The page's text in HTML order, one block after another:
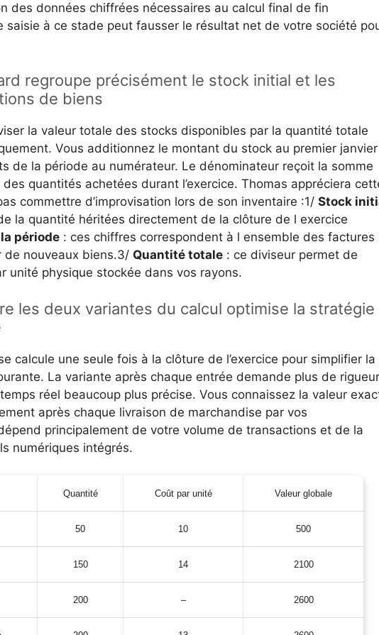
des données chiffrées nécessaires au calcul final de fin
saisie à ce stade peut fausser le résultat net de votre société
regroupe précisément le stock initial et les
de biens
la valeur totale des stocks disponibles par la quantité totale
Vous additionnez le montant du stock au premier janvier
de la période au numérateur. Le dénominateur reçoit la somme
quantités achetées durant l’exercice. Thomas appréciera
commettre d’improvisation lors de son inventaire :1/ Stock
la quantité héritées directement de la clôture de l exercice
période: ces chiffres correspondent à l ensemble des factures
de nouveaux biens.3/ Quantité totale: ce diviseur permet de
unité physique stockée dans vos rayons.
les deux variantes du calcul optimise la stratégie
calcule une seule fois à la clôture de l’exercice pour simplifier la
La variante après chaque entrée demande plus de rigueur
réel beaucoup plus précise. Vous connaissez la valeur
après chaque livraison de marchandise par vos
principalement de votre volume de transactions et de la
numériques intégrés.
Quantité Coût par unité Valeur globale
50 10 500
150 14 2100
200 – 2600